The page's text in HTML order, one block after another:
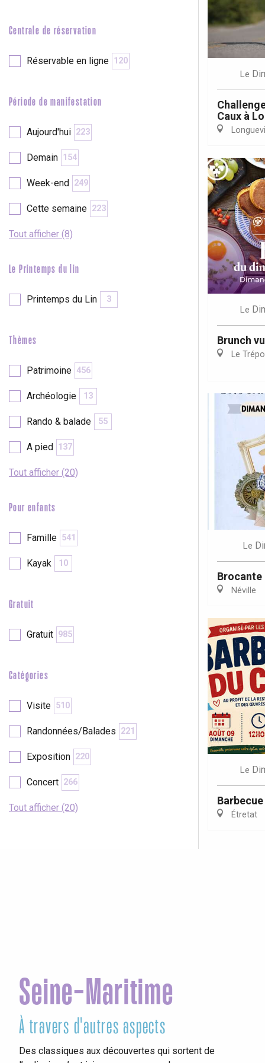
Seine
Neufchâtel-en-Bray
Paris 1h30
Centrale de réservation
Réservable en ligne 120
Période de manifestation
Aujourd'hui 223
Demain 154
Week-end 249
Cette semaine 223
Tout afficher (8)
Le Printemps du lin
Printemps du Lin 3
Thèmes
Patrimoine 456
Archéologie 13
Rando & balade 55
A pied 137
Tout afficher (20)
Pour enfants
Famille 541
Kayak 10
Gratuit
Gratuit 985
Catégories
Visite 510
Randonnées/Balades 221
Exposition 220
Concert 266
Tout afficher (20)
Le
Caux à
Le
Brunch
Le
Le
Brocante
Néville
Le
Étretat
Seine-Maritime
À travers d'autres aspects
Des classiques aux découvertes qui sortent de